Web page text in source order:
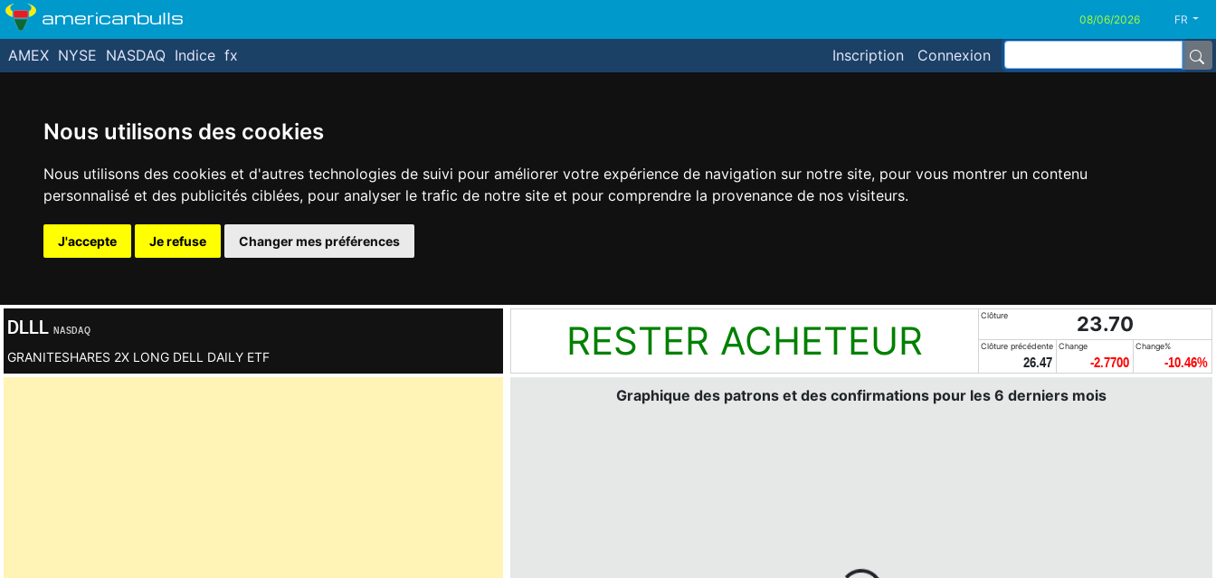
Nous utilisons des cookies
Nous utilisons des cookies et d'autres technologies de suivi pour améliorer votre expérience de navigation sur notre site, pour vous montrer un contenu
personnalisé et des publicités ciblées, pour analyser le trafic de notre site et pour comprendre la provenance de nos visiteurs.
J'accepte Je refuse Changer mes préférences
americanbulls FR
Inscription Connexion
AMEX NYSE NASDAQ Indice fx
DLLL NASDAQ
GRANITESHARES 2X LONG DELL DAILY ETF RESTER ACHETEUR
Clôture 23.70
Clôture précédente
26.47
Change
-2.7700
Change%
-10.46%
Graphique des patrons et des confirmations pour les 6 derniers mois